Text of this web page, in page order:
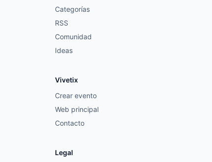
Categorías
RSS
Comunidad
Ideas
Vivetix
Crear evento
Web principal
Contacto
Legal